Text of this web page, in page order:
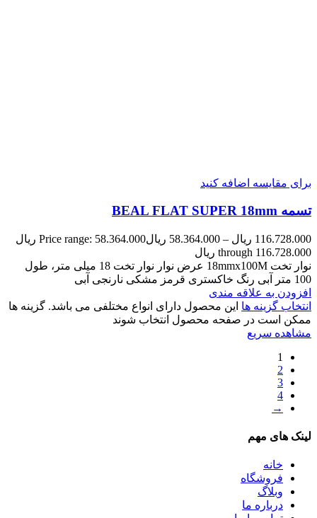
برای مقایسه اضافه کنید
تسمه BEAL FLAT SUPER 18mm
116.728.000 ریال –
58.364.000 ریال
Price range: 58.364.000 ریال
through 116.728.000 ریال
نوار تخت 18mmx100M عرض نوار نوار تخت 18 میلی متر، طول
100 متر آبی رنگ خاکستری قرمز مشکی نارنجی آبی
افزودن به علاقه مندی
انتخاب گزینه ها این محصول دارای انواع مختلفی می باشد. گزینه ها
ممکن است در صفحه محصول انتخاب شوند
مشاهده سریع
1
2
3
4
→
لینک های مهم
خانه
فروشگاه
وبلاگ
درباره ما